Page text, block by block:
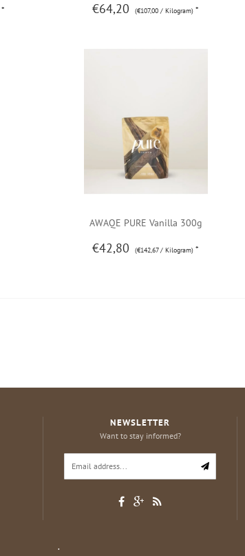
* €64,20 (€107,00 / Kilogram) *
AWAQE PURE Vanilla 300g
€42,80 (€142,67 / Kilogram) *
NEWSLETTER
Want to stay informed?
.